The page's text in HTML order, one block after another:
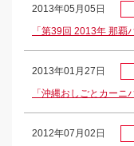
2013年05月05日
「第39回 2013年 那覇
2013年01月27日
「沖縄おしごとカーニ
2012年07月02日